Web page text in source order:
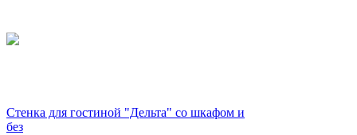
Стенка для гостиной "Дельта" со шкафом и
без